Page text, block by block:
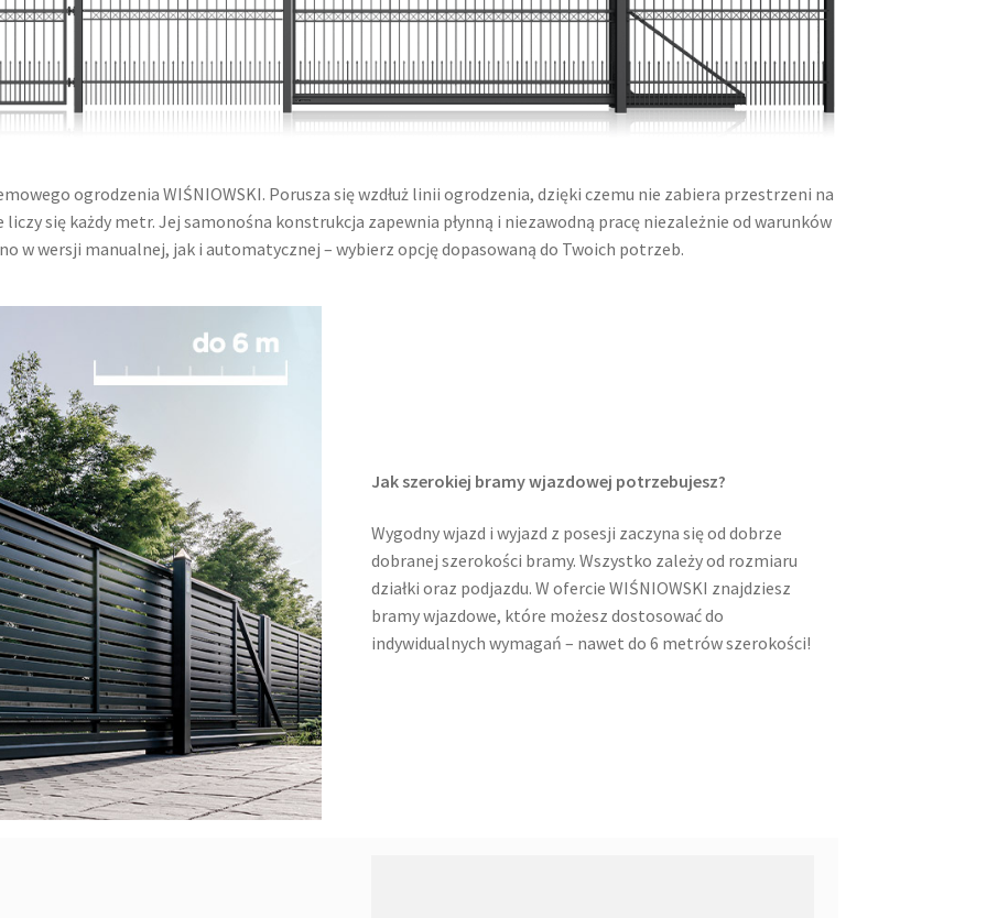
ogrodzenia WIŚNIOWSKI. Porusza się wzdłuż linii ogrodzenia, dzięki czemu nie zabiera przestrzeni na
się każdy metr. Jej samonośna konstrukcja zapewnia płynną i niezawodną pracę niezależnie od warunków
w wersji manualnej, jak i automatycznej – wybierz opcję dopasowaną do Twoich potrzeb.
Jak szerokiej bramy wjazdowej potrzebujesz?
Wygodny wjazd i wyjazd z posesji zaczyna się od dobrze
dobranej szerokości bramy. Wszystko zależy od rozmiaru
działki oraz podjazdu. W ofercie WIŚNIOWSKI znajdziesz
bramy wjazdowe, które możesz dostosować do
indywidualnych wymagań – nawet do 6 metrów szerokości!